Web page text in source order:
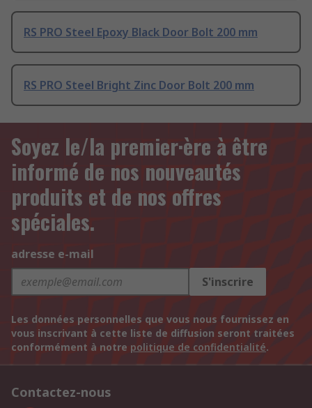
RS PRO Steel Epoxy Black Door Bolt 200 mm
RS PRO Steel Bright Zinc Door Bolt 200 mm
Soyez le/la premier·ère à être
informé de nos nouveautés
produits et de nos offres
spéciales.
adresse e-mail
S'inscrire
Les données personnelles que vous nous fournissez en
vous inscrivant à cette liste de diffusion seront traitées
conformément à notre politique de confidentialité.
Contactez-nous